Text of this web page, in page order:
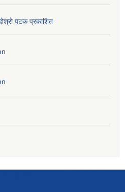
पटक प्रकाशित